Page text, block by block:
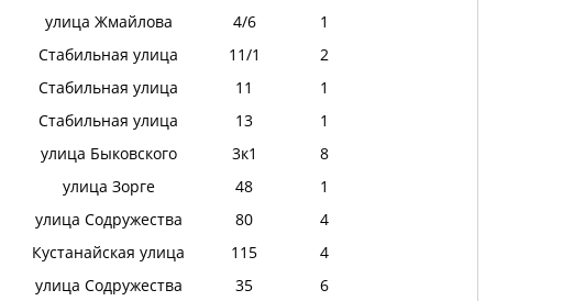
улица Жмайлова
4/6
1
Стабильная улица
11/1
2
Стабильная улица
11
1
Стабильная улица
13
1
улица Быковского
3к1
8
улица Зорге
48
1
улица Содружества
80
4
Кустанайская улица
115
4
улица Содружества
35
6